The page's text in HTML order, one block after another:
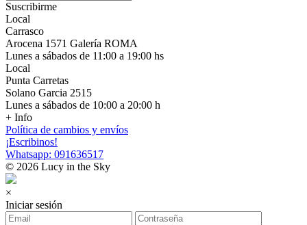
Suscribirme
Local
Carrasco
Arocena 1571 Galería ROMA
Lunes a sábados de 11:00 a 19:00 hs
Local
Punta Carretas
Solano Garcia 2515
Lunes a sábados de 10:00 a 20:00 h
+ Info
Política de cambios y envíos
¡Escribinos!
Whatsapp: 091636517
© 2026 Lucy in the Sky
×
Iniciar sesión